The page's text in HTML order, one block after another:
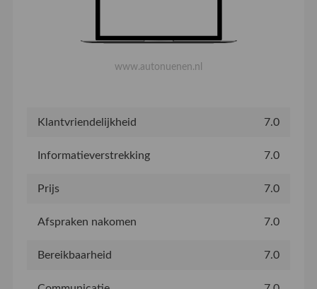
www.autonuenen.nl
Klantvriendelijkheid 7.0
Informatieverstrekking 7.0
Prijs 7.0
Afspraken nakomen 7.0
Bereikbaarheid 7.0